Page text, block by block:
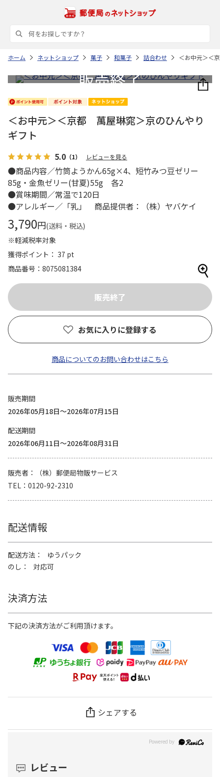
ホーム ネットショップ 菓子 和菓子 詰合わせ ＜お中元＞＜
＜お中元＞＜京都 萬屋琳窕＞京のひんやり
ギフト
5.0 （1） レビューを見る
●商品内容／竹筒ようかん65g×4、短竹みつ豆ゼリー
85g・金魚ゼリー(甘夏)55g 各2
●賞味期間／常温で120日
●アレルギー／「乳」 商品提供者：（株）ヤバケイ
3,790円(送料・税込)
※軽減税率対象
獲得ポイント： 37 pt
商品番号
8075081384
お気に入りに登録する
商品についてのお問い合わせはこちら
販売期間
2026年05月18日～2026年07月15日
配送期間
2026年06月11日～2026年08月31日
販売者
（株）郵便局物販サービス
TEL
0120-92-2310
配送情報
配送方法
ゆうパック
のし
対応可
決済方法
下記の決済方法がご利用頂けます。
シェアする
レビュー